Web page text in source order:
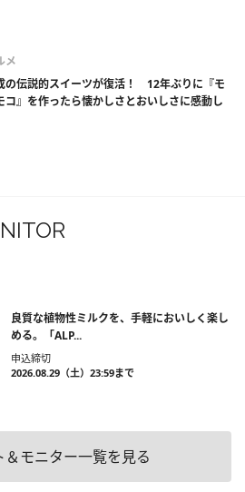
メ
の伝説的スイーツが復活！ 12年ぶりに『モ
コ』を作ったら懐かしさとおいしさに感動し
良質な植物性ミルクを、手軽においしく楽し
める。「ALP...
申込締切
2026.08.29（土）23:59まで
＆モニター一覧を見る